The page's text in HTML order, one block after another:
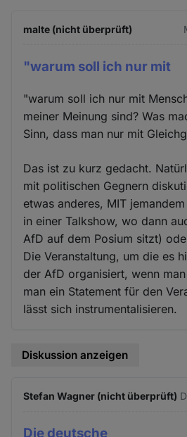
malte (nicht überprüft)
"warum soll ich nur mit
"warum soll ich nur mit
meiner Meinung sind? Was
Sinn, dass man nur mit
Das ist zu kurz gedacht.
mit politischen Gegnern
etwas anderes, MIT
in einer Talkshow, wo dann
AfD auf dem Posium sitzt)
Die Veranstaltung, um die es
der AfD organisiert, wenn
man ein Statement für den
lässt sich instrumentalisieren.
Diskussion anzeigen
Stefan Wagner (nicht überprüft)
Die deutsche